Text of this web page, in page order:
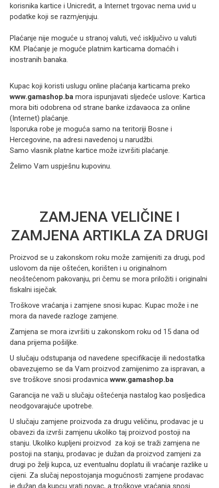
korisnika kartice i Unicredit, a Internet trgovac nema uvid u
podatke koji se razmjenjuju.
Plaćanje nije moguće u stranoj valuti, već isključivo u valuti
KM. Plaćanje je moguće platnim karticama domaćih i
inostranih banaka.
Kupac koji koristi uslugu online plaćanja karticama preko
www.gamashop.ba mora ispunjavati sljedeće uslove: Kartica
mora biti odobrena od strane banke izdavaoca za online
(Internet) plaćanje.
Isporuka robe je moguća samo na teritoriji Bosne i
Hercegovine, na adresi navedenoj u narudžbi.
Samo vlasnik platne kartice može izvršiti plaćanje.
Želimo Vam uspješnu kupovinu.
ZAMJENA VELIČINE I
ZAMJENA ARTIKLA ZA DRUGI
Proizvod se u zakonskom roku može zamijeniti za drugi, pod
uslovom da nije oštećen, korišten i u originalnom
neoštećenom pakovanju, pri čemu se mora priložiti i originalni
fiskalni isječak.
Troškove vraćanja i zamjene snosi kupac. Kupac može i ne
mora da navede razloge zamjene.
Zamjena se mora izvršiti u zakonskom roku od 15 dana od
dana prijema pošiljke.
U slučaju odstupanja od navedene specifikacije ili nedostatka
obavezujemo se da Vam proizvod zamijenimo za ispravan, a
sve troškove snosi prodavnicawww.gamashop.ba
Garancija ne važi u slučaju oštećenja nastalog kao posljedica
neodgovarajuće upotrebe.
U slučaju zamjene proizvoda za drugu veličinu, prodavac je u
obavezi da izvrši zamjenu ukoliko taj proizvod postoji na
stanju. Ukoliko kupljeni proizvod za koji se traži zamjena ne
postoji na stanju, prodavac je dužan da proizvod zamjeni za
drugi po želji kupca, uz eventualnu doplatu ili vraćanje razlike u
cijeni. Za slučaj nepostojanja mogućnosti zamjene prodavac
je dužan da kupcu vrati novac, a troškove vraćanja snosi